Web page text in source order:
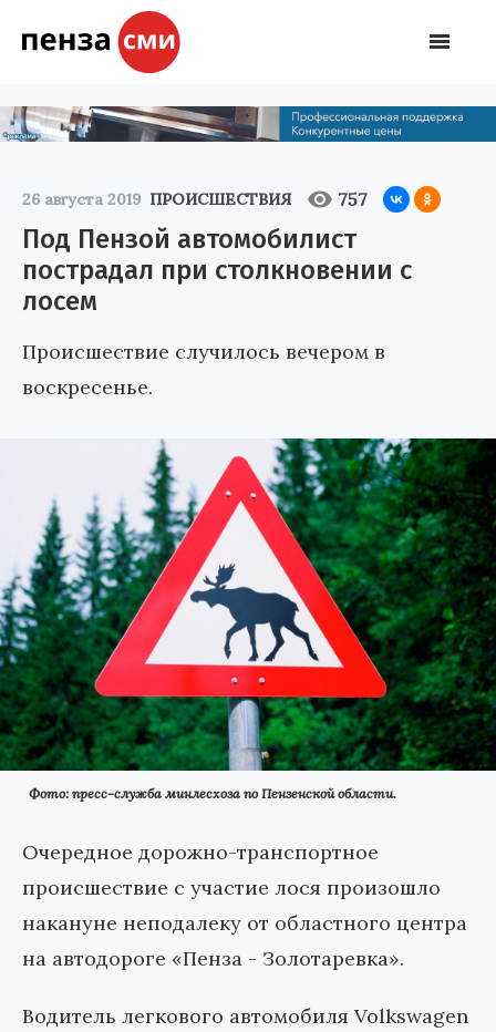
26 августа 2019 ПРОИСШЕСТВИЯ 757
Под Пензой автомобилист
пострадал при столкновении с
лосем
Происшествие случилось вечером в
воскресенье.
Фото: пресс-служба минлесхоза по Пензенской области.
Очередное дорожно-транспортное
происшествие с участие лося произошло
накануне неподалеку от областного центра
на автодороге «Пенза - Золотаревка».
Водитель легкового автомобиля Volkswagen